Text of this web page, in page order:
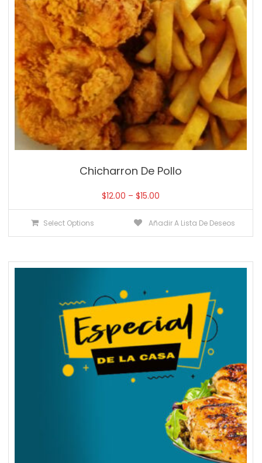
Chicharron De Pollo
$12.00 –$15.00
Select Options Añadir A Lista De Deseos